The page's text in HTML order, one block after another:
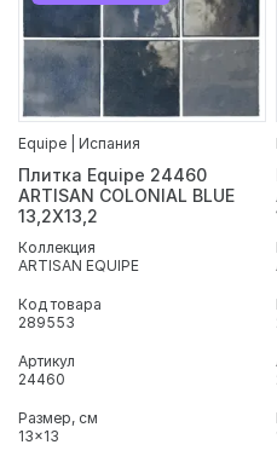
Equipe | Испания
Плитка Equipe 24460
ARTISAN COLONIAL BLUE
13,2X13,2
Коллекция
ARTISAN EQUIPE
Код товара
289553
Артикул
24460
Размер, см
13x13